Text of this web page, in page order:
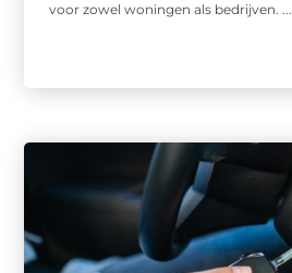
voor zowel woningen als bedrijven. ...